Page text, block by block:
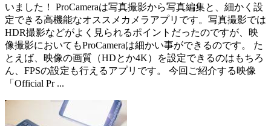
いました！ ProCameraは写真撮影から写真編集と、細かく設
定できる高機能なオススメカメラアプリです。写真撮影では
HDR撮影などがよく見られるポイントだったのですが、映
像撮影においてもProCameraは細かい事ができるのです。 た
とえば、映像の画質（HDとか4K）を設定できるのはもちろ
ん、FPSの設定も行えるアプリです。 今回ご紹介する映像
「Official Pr ...